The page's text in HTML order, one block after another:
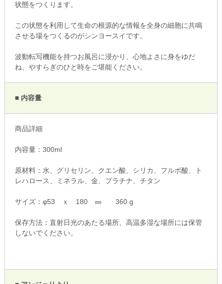
状態をつくります。
この状態を利用して生命の根源的な情報を全身の細胞に共鳴
させる場をつくるのがシンヨースイです。
波動転写機能を持つお風呂に浸かり、心地よさに身をゆだ
ね、やすらぎのひと時をご堪能ください。
■ 内容量
商品詳細
内容量：300ml
原材料：水、グリセリン、クエン酸、シリカ、フルボ酸、ト
レハロース、ミネラル、金、プラチナ、チタン
サイズ：φ53 ｘ 180 ㎜ ‎360 g
保存方法：直射日光のあたる場所、高温多湿な場所には保管
しないでください。